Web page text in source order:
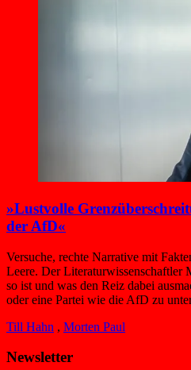
»Lustvolle
der AfD«
Versuche, rechte Narrative mit
Leere. Der Literaturwissenschaftler
so ist und was den Reiz dabei
oder eine Partei wie die AfD zu
Till Hahn , Morten Paul
Newsletter